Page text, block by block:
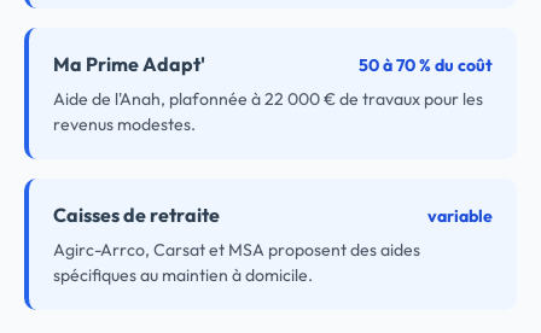
Ma Prime Adapt'
50 à 70 % du coût
Aide de l'Anah, plafonnée à 22 000 € de travaux pour les
revenus modestes.
Caisses de retraite
variable
Agirc-Arrco, Carsat et MSA proposent des aides
spécifiques au maintien à domicile.